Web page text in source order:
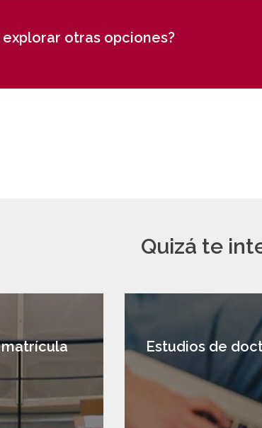
explorar otras opciones?
Quizá te
Estudios de